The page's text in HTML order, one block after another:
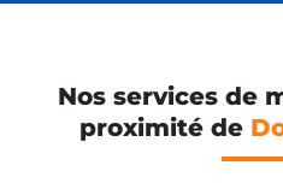
Nos services de
proximité de